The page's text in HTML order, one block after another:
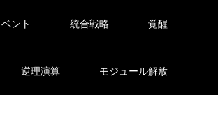
ント 統合戦略 覚醒
逆理演算 モジュール解放